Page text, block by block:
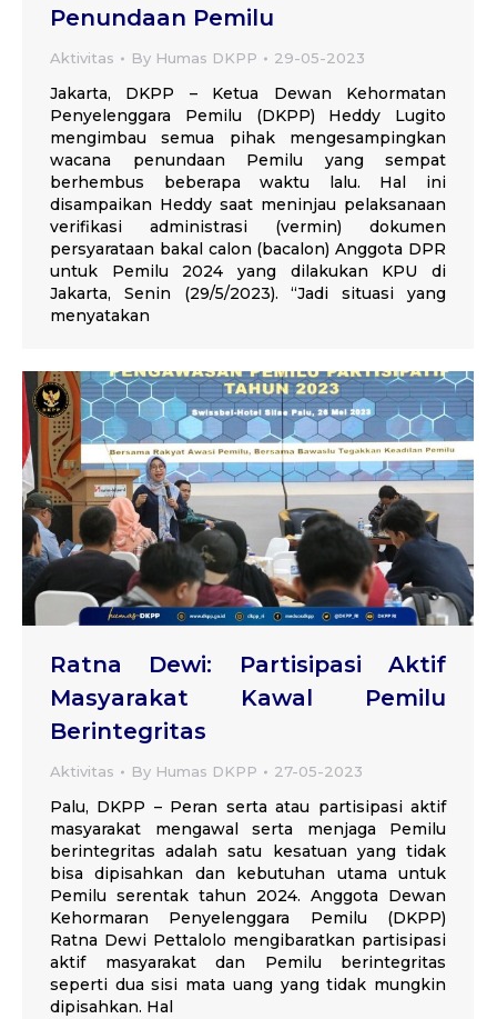
Penundaan Pemilu
Aktivitas By Humas DKPP 29-05-2023
Jakarta, DKPP – Ketua Dewan Kehormatan
Penyelenggara Pemilu (DKPP) Heddy Lugito
mengimbau semua pihak mengesampingkan
wacana penundaan Pemilu yang sempat
berhembus beberapa waktu lalu. Hal ini
disampaikan Heddy saat meninjau pelaksanaan
verifikasi administrasi (vermin) dokumen
persyarataan bakal calon (bacalon) Anggota DPR
untuk Pemilu 2024 yang dilakukan KPU di
Jakarta, Senin (29/5/2023). “Jadi situasi yang
menyatakan
Ratna Dewi: Partisipasi Aktif
Masyarakat Kawal Pemilu
Berintegritas
Aktivitas By Humas DKPP 27-05-2023
Palu, DKPP – Peran serta atau partisipasi aktif
masyarakat mengawal serta menjaga Pemilu
berintegritas adalah satu kesatuan yang tidak
bisa dipisahkan dan kebutuhan utama untuk
Pemilu serentak tahun 2024. Anggota Dewan
Kehormaran Penyelenggara Pemilu (DKPP)
Ratna Dewi Pettalolo mengibaratkan partisipasi
aktif masyarakat dan Pemilu berintegritas
seperti dua sisi mata uang yang tidak mungkin
dipisahkan. Hal